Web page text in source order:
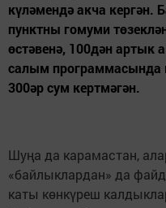
күләмендә акча кергән.
пунктны гомуми
өстәвенә, 100дән артык
салым программасында
300әр сум кертмәгән.
Шуңа да карамастан,
«байлыклардан» да
каты көнкүреш